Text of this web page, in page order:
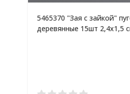
5465370 "Зая с зайкой"
деревянные 15шт 2,4х1,5